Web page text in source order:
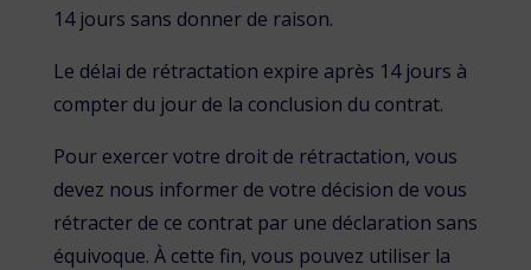
14 jours sans donner de raison.
Le délai de rétractation expire après 14 jours à
compter du jour de la conclusion du contrat.
Pour exercer votre droit de rétractation, vous
devez nous informer de votre décision de vous
rétracter de ce contrat par une déclaration sans
équivoque. À cette fin, vous pouvez utiliser la